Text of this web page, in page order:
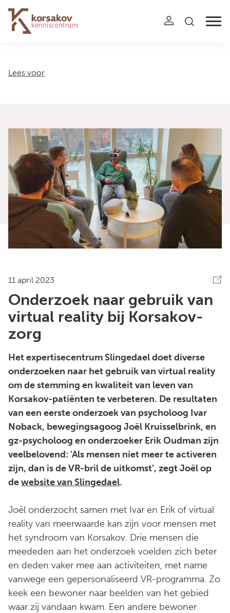
Navigation
Lees voor
11 april 2023
Onderzoek naar gebruik van
virtual reality bij Korsakov-
zorg
Het expertisecentrum Slingedael doet diverse
onderzoeken naar het gebruik van virtual reality
om de stemming en kwaliteit van leven van
Korsakov-patiënten te verbeteren. De resultaten
van een eerste onderzoek van psycholoog Ivar
Noback, bewegingsagoog Joël Kruisselbrink, en
gz-psycholoog en onderzoeker Erik Oudman zijn
veelbelovend: 'Als mensen niet meer te activeren
zijn, dan is de VR-bril de uitkomst', zegt Joël op
dewebsite van Slingedael.
Joël onderzocht samen met Ivar en Erik of virtual
reality van meerwaarde kan zijn voor mensen met
het syndroom van Korsakov. Drie mensen die
meededen aan het onderzoek voelden zich beter
en deden vaker mee aan activiteiten, met name
vanwege een gepersonaliseerd VR-programma. Zo
keek een bewoner naar beelden van het gebied
waar zij vandaan kwam. Een andere bewoner